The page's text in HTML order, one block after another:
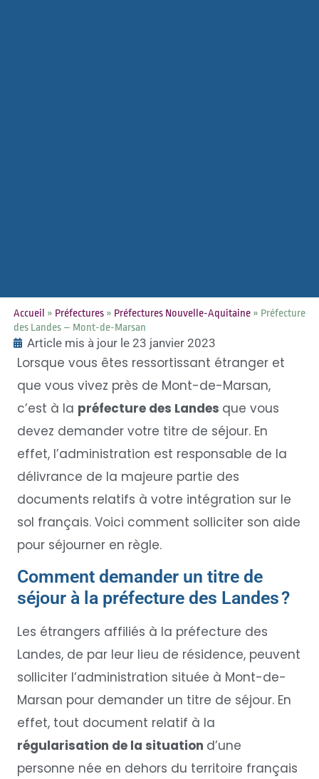
Accueil » Préfectures» Préfectures Nouvelle-Aquitaine» Préfecture
des Landes – Mont-de-Marsan
Article mis à jour le 23 janvier 2023
Lorsque vous êtes ressortissant étranger et
que vous vivez près de Mont-de-Marsan,
c’est à la préfecture des Landes que vous
devez demander votre titre de séjour. En
effet, l’administration est responsable de la
délivrance de la majeure partie des
documents relatifs à votre intégration sur le
sol français. Voici comment solliciter son aide
pour séjourner en règle.
Comment demander un titre de
séjour à la préfecture des Landes ?
Les étrangers affiliés à la préfecture des
Landes, de par leur lieu de résidence, peuvent
solliciter l’administration située à Mont-de-
Marsan pour demander un titre de séjour. En
effet, tout document relatif à la
régularisation de la situation d’une
personne née en dehors du territoire français